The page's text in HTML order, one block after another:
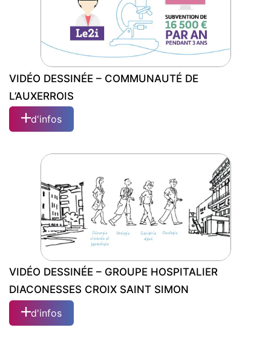
L’AUXERROIS
VIDÉO DESSINÉE – COMMUNAUTÉ DE
L’AUXERROIS
d'infos
VIDÉO DESSINÉE – GROUPE HOSPITALIER
DIACONESSES CROIX SAINT SIMON
d'infos